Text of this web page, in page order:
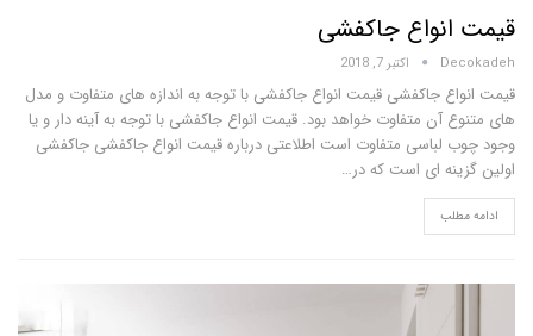
جاکفشی
اکتبر 7, 2018
جاکفشی قیمت انواع جاکفشی با توجه به اندازه های متفاوت و مدل
آن متفاوت خواهد بود. قیمت انواع جاکفشی با توجه به آینه دار و یا
متفاوت است اطلاعتی درباره قیمت انواع جاکفشی جاکفشی
ای است که در…